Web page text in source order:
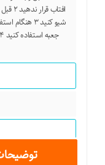
افتاب
شیو کنید ۳
عینک UV ژیلت اداپتور دفترچه راهنما ۲ سری مختلف